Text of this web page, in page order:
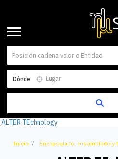
Dónde
Inicio Encapsulado, ensamblado y